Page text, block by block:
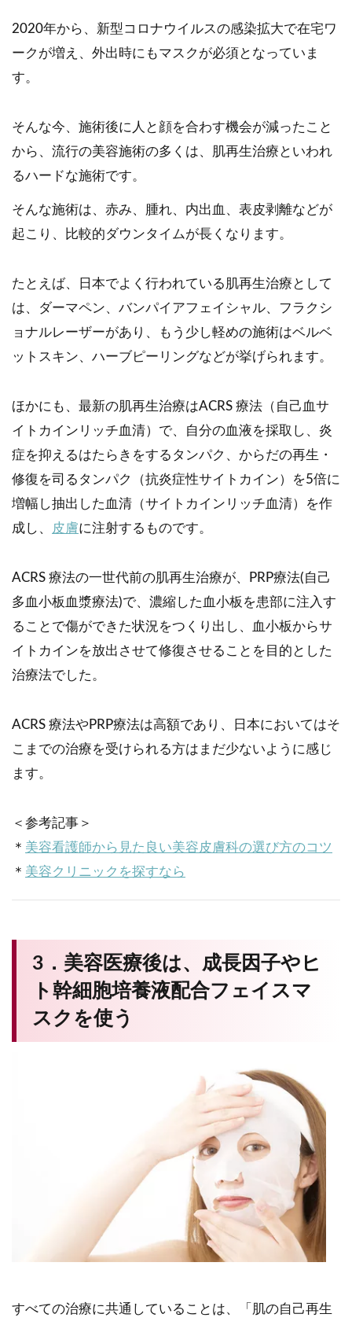
2020年から、新型コロナウイルスの感染拡大で在宅ワ
ークが増え、外出時にもマスクが必須となっていま
す。
そんな今、施術後に人と顔を合わす機会が減ったこと
から、流行の美容施術の多くは、肌再生治療といわれ
るハードな施術です。
そんな施術は、赤み、腫れ、内出血、表皮剥離などが
起こり、比較的ダウンタイムが長くなります。
たとえば、日本でよく行われている肌再生治療として
は、ダーマペン、バンパイアフェイシャル、フラクシ
ョナルレーザーがあり、もう少し軽めの施術はベルベ
ットスキン、ハーブピーリングなどが挙げられます。
ほかにも、最新の肌再生治療はACRS 療法（自己血サ
イトカインリッチ血清）で、自分の血液を採取し、炎
症を抑えるはたらきをするタンパク、からだの再生・
修復を司るタンパク（抗炎症性サイトカイン）を5倍に
増幅し抽出した血清（サイトカインリッチ血清）を作
成し、
皮膚に注射するものです。
ACRS 療法の一世代前の肌再生治療が、PRP療法(自己
多血小板血漿療法)で、濃縮した血小板を患部に注入す
ることで傷ができた状況をつくり出し、血小板からサ
イトカインを放出させて修復させることを目的とした
治療法でした。
ACRS 療法やPRP療法は高額であり、日本においてはそ
こまでの治療を受けられる方はまだ少ないように感じ
ます。
＜参考記事＞
＊ 美容看護師から見た良い美容皮膚科の選び方のコツ
＊ 美容クリニックを探すなら
3．美容医療後は、成長因子やヒ
ト幹細胞培養液配合フェイスマ
スクを使う
すべての治療に共通していることは、「肌の自己再生